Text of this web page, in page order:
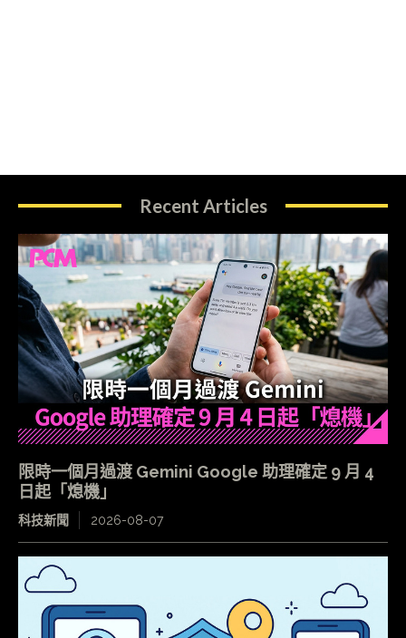
Recent Articles
限時一個月過渡 Gemini Google 助理確定 9 月 4
日起「熄機」
科技新聞 2026-08-07